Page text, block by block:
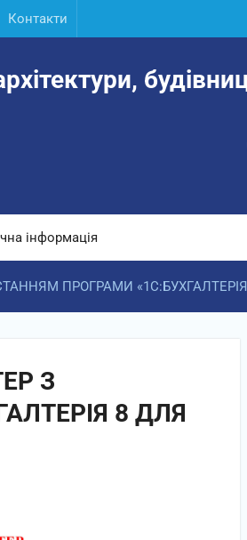
Контакти
інформація
ПРОГРАМИ
З
8 ДЛЯ